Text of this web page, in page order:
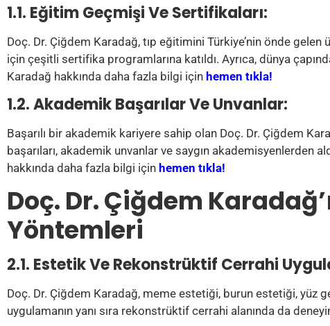
1.1. Eğitim Geçmişi Ve Sertifikaları:
Doç. Dr. Çiğdem Karadağ, tıp eğitimini Türkiye’nin önde
için çeşitli sertifika programlarına katıldı. Ayrıca, dünya
Karadağ hakkında daha fazla bilgi için hemen tıkla!
1.2. Akademik Başarılar Ve Unvanlar:
Başarılı bir akademik kariyere sahip olan Doç. Dr. Çiğdem
başarıları, akademik unvanlar ve saygın akademisyenlerden
hakkında daha fazla bilgi için hemen tıkla!
Doç. Dr. Çiğdem
Yöntemleri
2.1. Estetik Ve Rekonstrüktif Cerrahi
Doç. Dr. Çiğdem Karadağ, meme estetiği, burun estetiği,
uygulamanın yanı sıra rekonstrüktif cerrahi alanında da